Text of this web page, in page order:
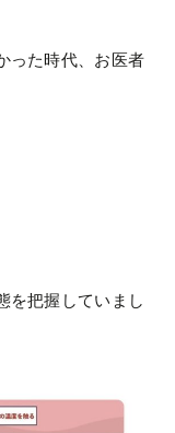
った時代、お医者
を把握していまし